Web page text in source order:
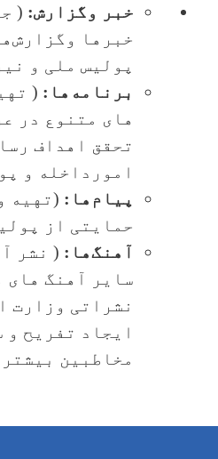
خبر وگزارش: (
خبرها
پولیس ملی و
برنامه‌ها: (
های متنوع در
تحقق اهداف
امورداخله و
پیام‌ها: (تهیه
حمایتی از
آهنگ‌ها: ( نشر
سایر آهنگ های
نشراتی وزارت
ایجاد تفریح و
مخاطبین بیشتر